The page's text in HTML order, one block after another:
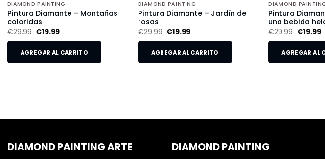
DIAMOND PAINTING
Pintura Diamante – Montañas
coloridas
€29.99 €19.99
AGREGAR AL CARRITO
DIAMOND PAINTING
Pintura Diamante – Jardín de
rosas
€29.99 €19.99
AGREGAR AL CARRITO
DIAMOND
Pintura
una bebida
€29.99 €19.99
AGREGAR AL
DIAMOND PAINTING ARTE DIAMOND PAINTING